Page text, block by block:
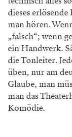
dieses erlösende
man hören.
„falsch“; wenn
ein Handwerk.
die Tonleiter.
üben, nur am
Glaube, man
man das
Komödie.